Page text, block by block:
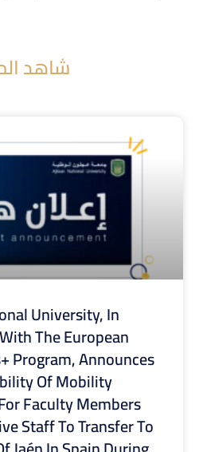
شاهد
University, In
The European
Program, Announces
Of Mobility
Faculty Members
Staff To Transfer To